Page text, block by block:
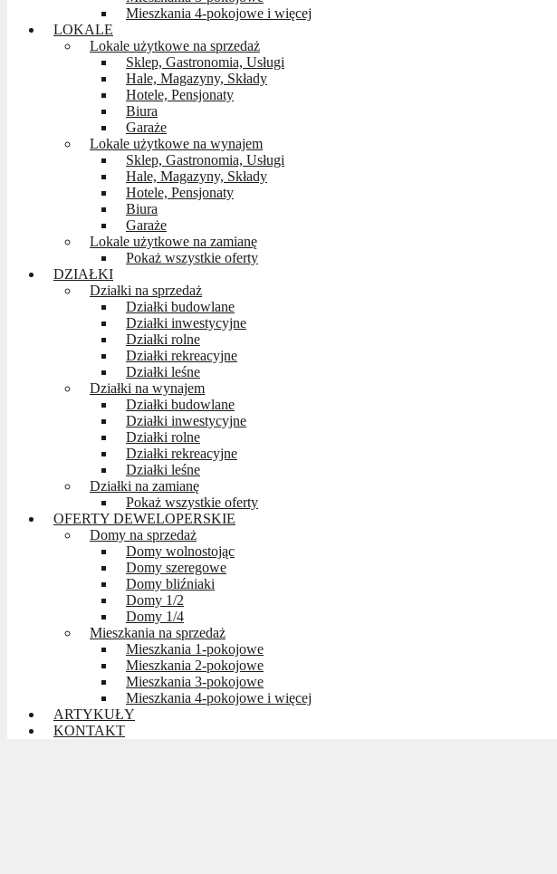
Mieszkania 4-pokojowe i więcej
LOKALE
Lokale użytkowe na sprzedaż
Sklep, Gastronomia, Usługi
Hale, Magazyny, Składy
Hotele, Pensjonaty
Biura
Garaże
Lokale użytkowe na wynajem
Sklep, Gastronomia, Usługi
Hale, Magazyny, Składy
Hotele, Pensjonaty
Biura
Garaże
Lokale użytkowe na zamianę
Pokaż wszystkie oferty
DZIAŁKI
Działki na sprzedaż
Działki budowlane
Działki inwestycyjne
Działki rolne
Działki rekreacyjne
Działki leśne
Działki na wynajem
Działki budowlane
Działki inwestycyjne
Działki rolne
Działki rekreacyjne
Działki leśne
Działki na zamianę
Pokaż wszystkie oferty
OFERTY DEWELOPERSKIE
Domy na sprzedaż
Domy wolnostojąc
Domy szeregowe
Domy bliźniaki
Domy 1/2
Domy 1/4
Mieszkania na sprzedaż
Mieszkania 1-pokojowe
Mieszkania 2-pokojowe
Mieszkania 3-pokojowe
Mieszkania 4-pokojowe i więcej
ARTYKUŁY
KONTAKT